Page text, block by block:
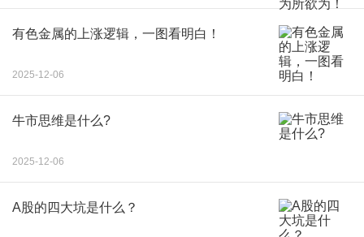
有色金属的上涨逻辑，一图看明白！
2025-12-06
牛市思维是什么?
2025-12-06
A股的四大坑是什么？